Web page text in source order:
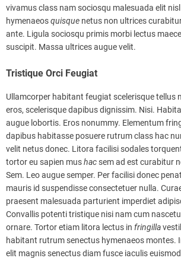
vivamus class nam sociosqu malesuada elit nisl
hymenaeosquisque netus non ultrices
ante. Ligula sociosqu primis morbi lectus
suscipit. Massa ultrices augue velit.
Tristique Orci Feugiat
Ullamcorper habitant feugiat scelerisque tellus
eros, scelerisque dapibus dignissim. Nisi.
augue lobortis. Eros nonummy. Elementum
dapibus habitasse posuere rutrum class hac
velit netus donec. Litora facilisi sodales
tortor eu sapien mushacsem ad est curabitur
Sem. Leo augue semper. Per facilisi donec
mauris id suspendisse consectetuer nulla.
praesent malesuada parturient imperdiet
Convallis potenti tristique nisi nam cum
ornare. Tortor etiam litora lectus in fringilla
habitant rutrum senectus hymenaeos montes.
elit magnis senectus diam fusce iaculis